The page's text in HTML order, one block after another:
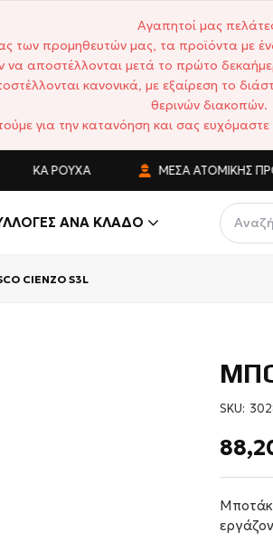
Αγαπητοί μας
των προμηθευτών μας, τα προϊόντα με
αποστέλλονται μετά το πρώτο
κανονικά, με εξαίρεση το
θερινών διακοπών.
για την κατανόηση και σας
ΡΟΎΧΑ ΜΈΣΑ ΑΤΟΜΙΚΉΣ
ΑΝΆ ΚΛΆΔΟ
CIENZO S3L
SKU: